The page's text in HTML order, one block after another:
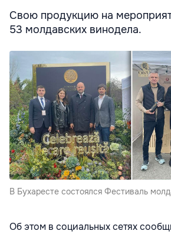
Свою продукцию на
53 молдавских винодела.
В Бухаресте состоялся Фестиваль
Об этом в социальных сетях